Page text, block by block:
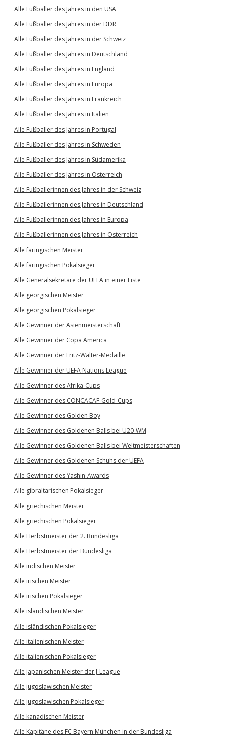
Alle Fußballer des Jahres in den USA
Alle Fußballer des Jahres in der DDR
Alle Fußballer des Jahres in der Schweiz
Alle Fußballer des Jahres in Deutschland
Alle Fußballer des Jahres in England
Alle Fußballer des Jahres in Europa
Alle Fußballer des Jahres in Frankreich
Alle Fußballer des Jahres in Italien
Alle Fußballer des Jahres in Portugal
Alle Fußballer des Jahres in Schweden
Alle Fußballer des Jahres in Südamerika
Alle Fußballer des Jahres in Österreich
Alle Fußballerinnen des Jahres in der Schweiz
Alle Fußballerinnen des Jahres in Deutschland
Alle Fußballerinnen des Jahres in Europa
Alle Fußballerinnen des Jahres in Österreich
Alle färingischen Meister
Alle färingischen Pokalsieger
Alle Generalsekretäre der UEFA in einer Liste
Alle georgischen Meister
Alle georgischen Pokalsieger
Alle Gewinner der Asienmeisterschaft
Alle Gewinner der Copa America
Alle Gewinner der Fritz-Walter-Medaille
Alle Gewinner der UEFA Nations League
Alle Gewinner des Afrika-Cups
Alle Gewinner des CONCACAF-Gold-Cups
Alle Gewinner des Golden Boy
Alle Gewinner des Goldenen Balls bei U20-WM
Alle Gewinner des Goldenen Balls bei Weltmeisterschaften
Alle Gewinner des Goldenen Schuhs der UEFA
Alle Gewinner des Yashin-Awards
Alle gibraltarischen Pokalsieger
Alle griechischen Meister
Alle griechischen Pokalsieger
Alle Herbstmeister der 2. Bundesliga
Alle Herbstmeister der Bundesliga
Alle indischen Meister
Alle irischen Meister
Alle irischen Pokalsieger
Alle isländischen Meister
Alle isländischen Pokalsieger
Alle italienischen Meister
Alle italienischen Pokalsieger
Alle japanischen Meister der J-League
Alle jugoslawischen Meister
Alle jugoslawischen Pokalsieger
Alle kanadischen Meister
Alle Kapitäne des FC Bayern München in der Bundesliga